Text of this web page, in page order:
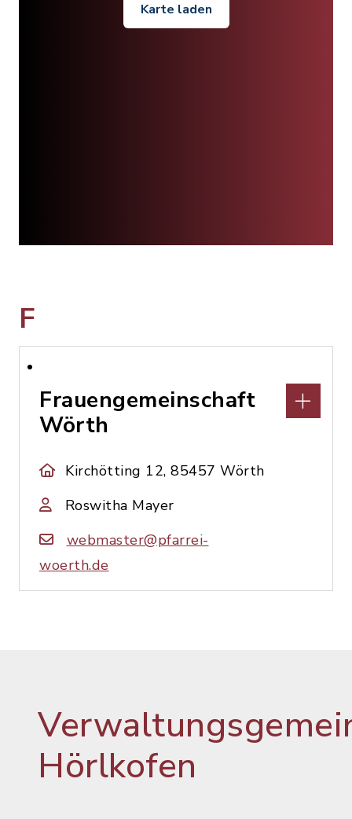
Karte laden
F
Frauengemeinschaft
Wörth
Kirchötting 12, 85457 Wörth
Roswitha Mayer
webmaster@pfarrei-
woerth.de
Hörlkofen